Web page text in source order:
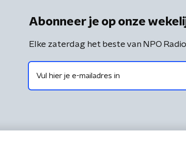
Abonneer je op onze
Elke zaterdag het beste van NPO